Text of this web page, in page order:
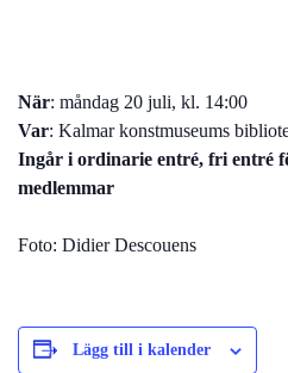
När: måndag 20 juli, kl. 14:00
Var: Kalmar konstmuseums
Ingår i ordinarie entré, fri entré
medlemmar
Foto: Didier Descouens
Lägg till i kalender